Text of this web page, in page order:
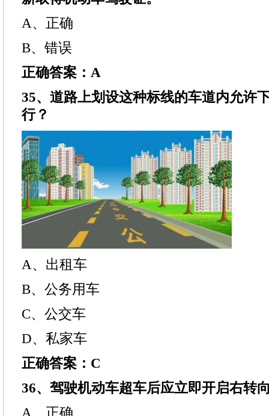
A、正确
B、错误
正确答案：A
35、道路上划设这种标线的车道内允许
行？
A、出租车
B、公务用车
C、公交车
D、私家车
正确答案：C
36、驾驶机动车超车后应立即开启右转
A、正确